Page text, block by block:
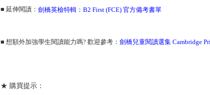
■ 延伸閱讀：劍橋英檢特輯：B2 First (FCE) 官方備考書單
■想額外加強學生閱讀能力嗎? 歡迎參考：劍橋兒童閱讀選集 Cambridge
★ 購買提示：